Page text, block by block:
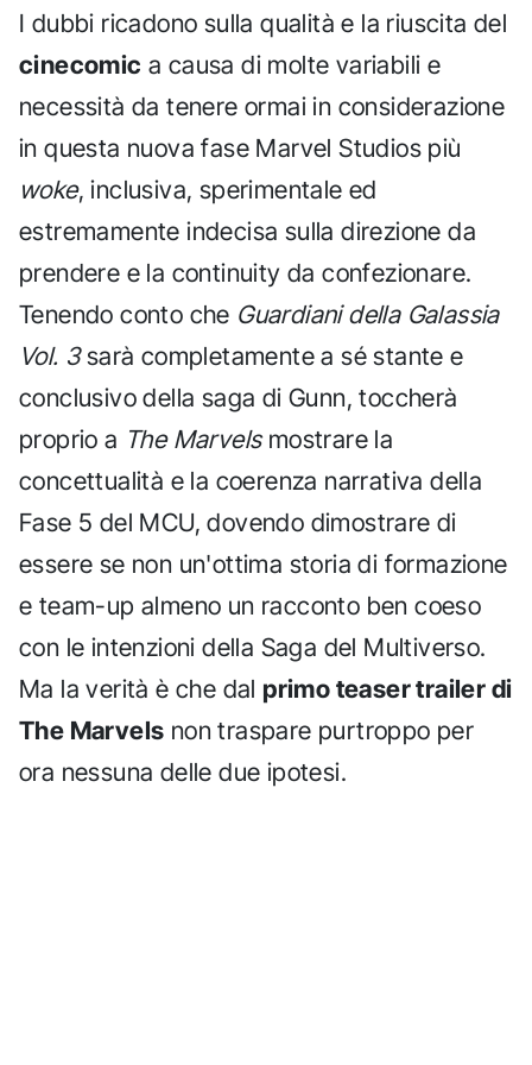
I dubbi ricadono sulla qualità e la riuscita del
cinecomic a causa di molte variabili e
necessità da tenere ormai in considerazione
in questa nuova fase Marvel Studios più
woke, inclusiva, sperimentale ed
estremamente indecisa sulla direzione da
prendere e la continuity da confezionare.
Tenendo conto che Guardiani della Galassia
Vol. 3sarà completamente a sé stante e
conclusivo della saga di Gunn, toccherà
proprio a The Marvelsmostrare la
concettualità e la coerenza narrativa della
Fase 5 del MCU, dovendo dimostrare di
essere se non un'ottima storia di formazione
e team-up almeno un racconto ben coeso
con le intenzioni della Saga del Multiverso.
Ma la verità è che dal primo teaser trailer di
The Marvels non traspare purtroppo per
ora nessuna delle due ipotesi.